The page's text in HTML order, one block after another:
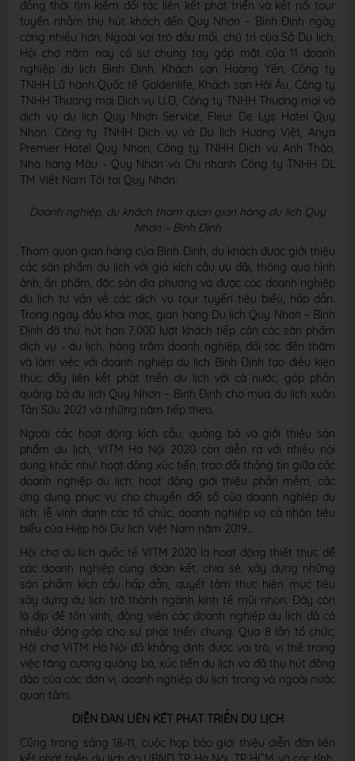
đồng thời tìm kiếm đối tác liên kết phát triển và kết nối tour
tuyến nhằm thu hút khách đến Quy Nhơn – Bình Định ngày
càng nhiều hơn. Ngoài vai trò đầu mối, chủ trì của Sở Du lịch,
Hội chợ năm nay có sự chung tay góp mặt của 11 doanh
nghiệp du lịch Bình Định: Khách sạn Hoàng Yến, Công ty
TNHH Lữ hành Quốc tế Goldenlife, Khách sạn Hải Âu, Công ty
TNHH Thương mại Dịch vụ U.D, Công ty TNHH Thương mại và
dịch vụ du lịch Quy Nhơn Service, Fleur De Lys Hotel Quy
Nhon, Công ty TNHH Dịch vụ và Du lịch Hương Việt, Anya
Premier Hotel Quy Nhon, Công ty TNHH Dịch vụ Anh Thảo,
Nhà hàng Mậu - Quy Nhơn và Chi nhánh Công ty TNHH DL
TM Việt Nam Tôi tại Quy Nhơn.
Doanh nghiệp, du khách tham quan gian hàng du lịch Quy
Nhơn – Bình Định
Tham quan gian hàng của Bình Định, du khách được giới thiệu
các sản phẩm du lịch với giá kích cầu ưu đãi, thông qua hình
ảnh, ấn phẩm, đặc sản địa phương và được các doanh nghiệp
du lịch tư vấn về các dịch vụ tour tuyến tiêu biểu, hấp dẫn.
Trong ngày đầu khai mạc, gian hàng Du lịch Quy Nhơn – Bình
Định đã thu hút hơn 7.000 lượt khách tiếp cận các sản phẩm
dịch vụ - du lịch, hàng trăm doanh nghiệp, đối tác đến thăm
và làm việc với doanh nghiệp du lịch Bình Định tạo điều kiện
thúc đẩy liên kết phát triển du lịch với cả nước, góp phần
quảng bá du lịch Quy Nhơn – Bình Định cho mùa du lịch xuân
Tân Sửu 2021 và những năm tiếp theo.
Ngoài các hoạt động kích cầu, quảng bá và giới thiệu sản
phẩm du lịch, VITM Hà Nội 2020 còn diễn ra với nhiều nội
dung khác như: hoạt động xúc tiến, trao đổi thông tin giữa các
doanh nghiệp du lịch; hoạt động giới thiệu phần mềm, các
ứng dụng phục vụ cho chuyển đổi số của doanh nghiệp du
lịch; lễ vinh danh các tổ chức, doanh nghiệp và cá nhân tiêu
biểu của Hiệp hội Du lịch Việt Nam năm 2019…
Hội chợ du lịch quốc tế VITM 2020 là hoạt động thiết thực để
các doanh nghiệp cùng đoàn kết, chia sẻ, xây dựng những
sản phẩm kích cầu hấp dẫn, quyết tâm thực hiện mục tiêu
xây dựng du lịch trở thành ngành kinh tế mũi nhọn. Đây còn
là dịp để tôn vinh, động viên các doanh nghiệp du lịch đã có
nhiều đóng góp cho sự phát triển chung. Qua 8 lần tổ chức,
Hội chợ VITM Hà Nội đã khẳng định được vai trò, vị thế trong
việc tăng cường quảng bá, xúc tiến du lịch và đã thu hút đông
đảo của các đơn vị, doanh nghiệp du lịch trong và ngoài nước
quan tâm.
DIỄN ĐÀN LIÊN KẾT PHÁT TRIỂN DU LỊCH
Cũng trong sáng 18-11, cuộc họp báo giới thiệu diễn đàn liên